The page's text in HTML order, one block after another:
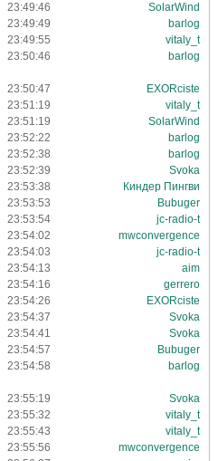
23:49:46
SolarWind
23:49:49
barlog
23:49:55
vitaly_t
23:50:46
barlog
23:50:47
EXORciste
23:51:19
vitaly_t
23:51:19
SolarWind
23:52:22
barlog
23:52:38
barlog
23:52:39
Svoka
23:53:38
Киндер Пингви
23:53:53
Bubuger
23:53:54
jc-radio-t
23:54:02
mwconvergence
23:54:03
jc-radio-t
23:54:13
aim
23:54:16
gerrero
23:54:26
EXORciste
23:54:37
Svoka
23:54:41
Svoka
23:54:57
Bubuger
23:54:58
barlog
23:55:19
Svoka
23:55:32
vitaly_t
23:55:43
vitaly_t
23:55:56
mwconvergence